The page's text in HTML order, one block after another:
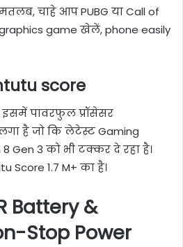
चाहे आप PUBG या Call of
game खेलें, phone easily
score
पावरफुल प्रॉसेसर
है जो कि लेटेस्ट Gaming
Gen 3 को भी टक्कर दे रहा है।
Score 1.7 M+ का है।
Battery &
Stop Power